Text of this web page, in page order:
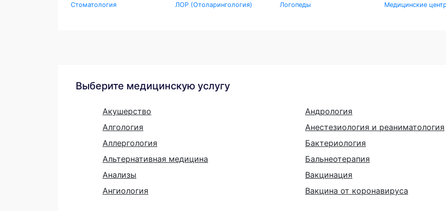
Стоматология
ЛОР (Отоларингология)
Логопеды
Медицинские
Выберите медицинскую услугу
Акушерство
Алгология
Аллергология
Альтернативная медицина
Анализы
Ангиология
Андрология
Анестезиология и реаниматология
Бактериология
Бальнеотерапия
Вакцинация
Вакцина от коронавируса